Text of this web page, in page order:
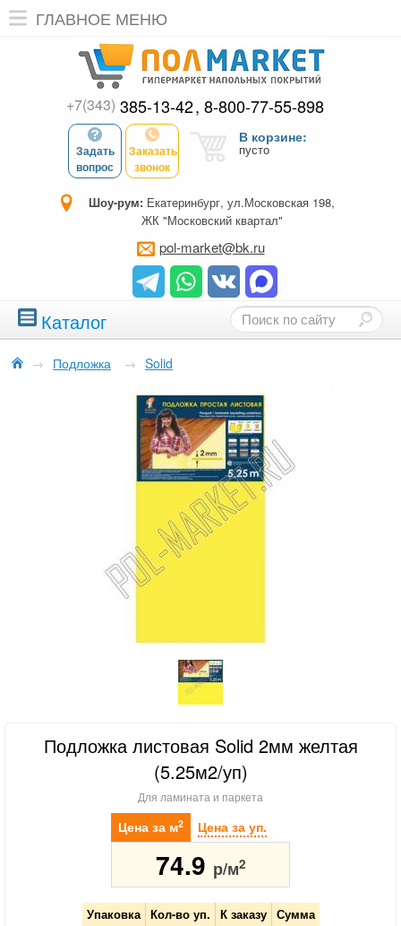
ГЛАВНОЕ МЕНЮ
+7(343) 385-13-42 8-800-77-55-898
Задать
вопрос
Заказать
звонок
В корзине:
пусто
Шоу-рум: Екатеринбург, ул.Московская 198,
ЖК "Московский квартал"
pol-market@bk.ru
Каталог
→ Подложка → Solid
Подложка листовая Solid 2мм желтая
(5.25м2/уп)
Для ламината и паркета
Цена за м2 Цена за уп.
74.9 р/м2
Упаковка Кол-во уп. К заказу
Сумма